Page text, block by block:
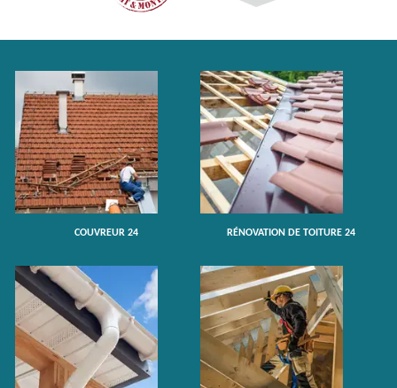
COUVREUR 24 RÉNOVATION DE TOITURE 24